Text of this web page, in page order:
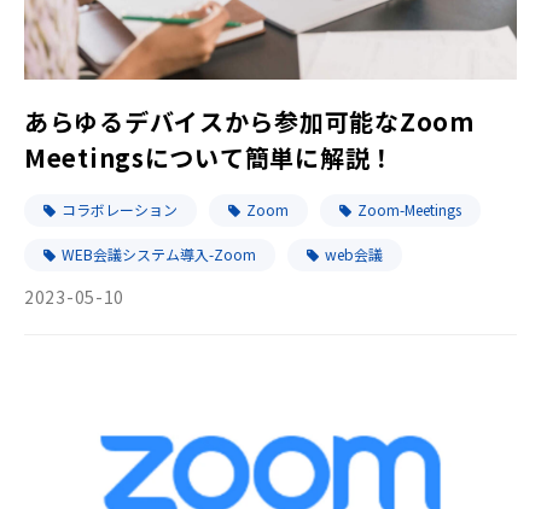
あらゆるデバイスから参加可能なZoom
Meetingsについて簡単に解説！
コラボレーション Zoom Zoom-Meetings
WEB会議システム導入-Zoom web会議
2023-05-10